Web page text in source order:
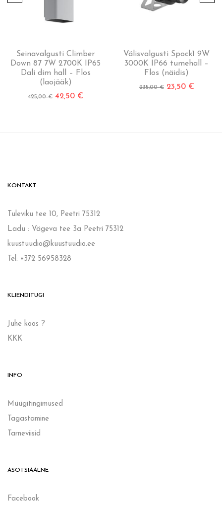
Seinavalgusti Climber
Down 87 7W 2700K IP65
Dali dim hall – Flos
(laojääk)
425,00€ 42,50 €
Välisvalgusti Spock1 9W
3000K IP66 tumehall –
Flos (näidis)
235,00€ 23,50 €
KONTAKT
Tuleviku tee 10, Peetri 75312
Ladu : Vägeva tee 3a Peetri 75312
kuustuudio@kuustuudio.ee
Tel: +372 56958328
KLIENDITUGI
Juhe koos ?
KKK
INFO
Müügitingimused
Tagastamine
Tarneviisid
ASOTSIAALNE
Facebook